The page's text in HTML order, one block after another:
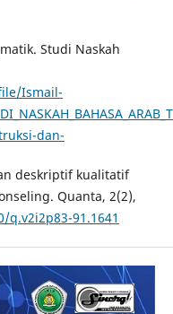
Studi Naskah
Ismail-
dan-
deskriptif kualitatif
Quanta, 2(2),
91.1641